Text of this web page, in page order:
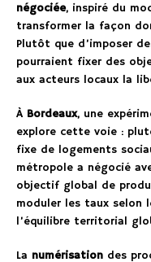
négociée, inspiré du
transformer la façon
Plutôt que d’imposer
pourraient fixer des
aux acteurs locaux la
À Bordeaux, une
explore cette voie :
fixe de logements
métropole a négocié
objectif global de
moduler les taux selon
l’équilibre territorial
La numérisation des